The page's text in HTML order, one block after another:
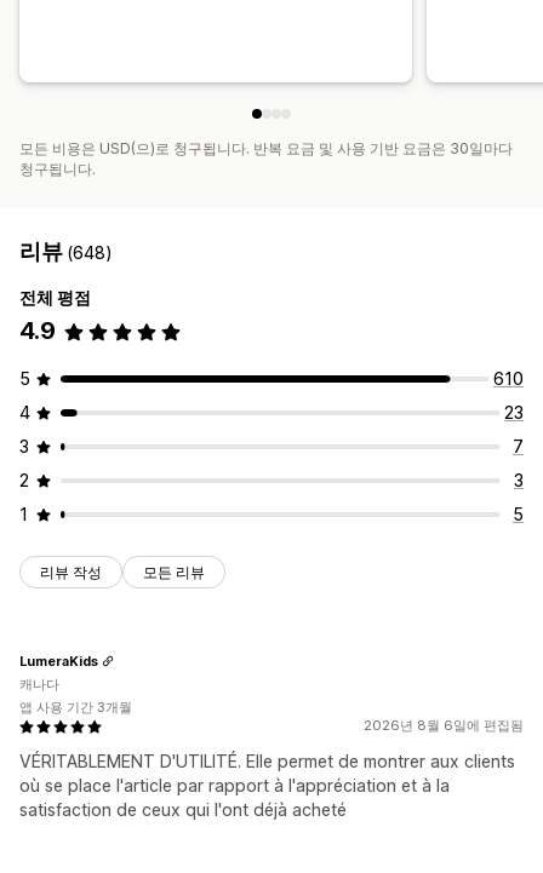
모든 비용은 USD(으)로 청구됩니다. 반복 요금 및 사용 기반 요금은 30일마다
청구됩니다.
리뷰 (648)
전체 평점
4.9
5
610
4
23
3
7
2
3
1
5
리뷰 작성 모든 리뷰
2026년 8월 6일에 편집됨
VÉRITABLEMENT D'UTILITÉ. Elle permet de montrer aux clients
où se place l'article par rapport à l'appréciation et à la
satisfaction de ceux qui l'ont déjà acheté
LumeraKids
캐나다
앱 사용 기간 3개월